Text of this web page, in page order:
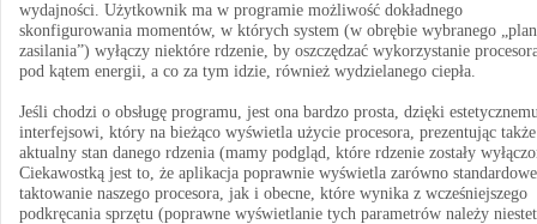
wydajności. Użytkownik ma w programie możliwość dokładnego
skonfigurowania momentów, w których system (w obrębie wybranego
zasilania”) wyłączy niektóre rdzenie, by oszczędzać wykorzystanie
pod kątem energii, a co za tym idzie, również wydzielanego ciepła.
Jeśli chodzi o obsługę programu, jest ona bardzo prosta, dzięki
interfejsowi, który na bieżąco wyświetla użycie procesora, prezentując także
aktualny stan danego rdzenia (mamy podgląd, które rdzenie zostały
Ciekawostką jest to, że aplikacja poprawnie wyświetla zarówno standardowe
taktowanie naszego procesora, jak i obecne, które wynika z wcześniejszego
podkręcania sprzętu (poprawne wyświetlanie tych parametrów należy